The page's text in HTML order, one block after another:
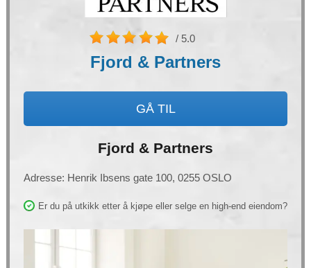
/ 5.0
Fjord & Partners
GÅ TIL
Fjord & Partners
Adresse: Henrik Ibsens gate 100, 0255 OSLO
Er du på utkikk etter å kjøpe eller selge en high-end eiendom?